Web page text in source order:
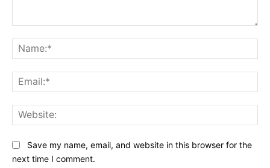
Save my name, email, and website in this browser for the
next time I comment.